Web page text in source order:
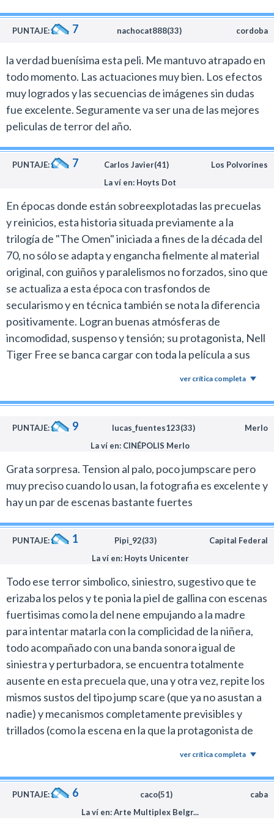
No abusa de los jumpscares, opta por construir
momentos de horror a través del suspenso y cuando
La película se ve favorecida por un buen reparto donde
se luce en el rol principal Nell Tiger Free como una
joven novicia que investiga un orfanato turbio de
Roma.
Una enorme debilidad de este film es que la trama
resulta penosamente predecible y no le aporta nada
sustancial o relevante a la historia original.
Todo lo que tenés que saber del origen de Demian te lo
cuenta Donner en la primera entrega.
El film además cae en la tontería de replicar escenas
clásicas de La profecía que parecen haber sido
incluidas por los productores para recordarle al público
a que franquicia pertenece la propuesta.
Pese a todo, frente a los mamarrachos recientes de
Blumhouse con Halloween y El exorcista, en este caso
al menos queda una película que se deja ver y cuenta
con un buen trabajo de realización.
Lo mejor de La primera profecía es la aparición de una
nueva directora que será interesante de seguir a
En este debut demostró que conoce el género y tiene
Habría que ver que puede hacer con una propuesta
más original donde no tenga la obligación de relanzar
continuaciones.
diferente, aunque no todas las piezas del
rompecabezas encajen.
PUNTAJE: 7 nachocat888(33) cordoba
la verdad buenísima esta peli. Me mantuvo atrapado en
todo momento. Las actuaciones muy bien. Los efectos
muy logrados y las secuencias de imágenes sin dudas
fue excelente. Seguramente va ser una de las mejores
peliculas de terror del año.
PUNTAJE: 7 Carlos Javier(41)
Los Polvorines
La ví en: Hoyts Dot
En épocas donde están sobreexplotadas las precuelas
y reinicios, esta historia situada previamente a la
trilogía de "The Omen" iniciada a fines de la década del
70, no sólo se adapta y engancha fielmente al material
original, con guiños y paralelismos no forzados, sino que
se actualiza a esta época con trasfondos de
secularismo y en técnica también se nota la diferencia
positivamente. Logran buenas atmósferas de
incomodidad, suspenso y tensión; su protagonista, Nell
Tiger Free se banca cargar con toda la película a sus
como la música, tenebrosa
ver crítica completa
PUNTAJE: 9 lucas_fuentes123(33)
Merlo
La ví en: CINÉPOLIS Merlo
Grata sorpresa. Tension al palo, poco jumpscare pero
muy preciso cuando lo usan, la fotografia es excelente y
hay un par de escenas bastante fuertes
PUNTAJE: 1 Pipi_92(33)
Capital Federal
La ví en: Hoyts Unicenter
Todo ese terror simbolico, siniestro, sugestivo que te
erizaba los pelos y te ponia la piel de gallina con escenas
fuertisimas como la del nene empujando a la madre
para intentar matarla con la complicidad de la niñera,
todo acompañado con una banda sonora igual de
siniestra y perturbadora, se encuentra totalmente
ausente en esta precuela que, una y otra vez, repite los
mismos sustos del tipo jump scare (que ya no asustan a
nadie) y mecanismos completamente previsibles y
trillados (como la escena en la que la protagonista de
mismo genero. La pelicula NADA tiene que ver con la
original.
ver crítica completa
PUNTAJE: 6 caco(51)
caba
La ví en: Arte Multiplex Belgr...